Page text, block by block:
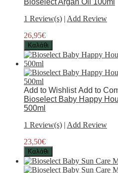
1 Review(s) | Add Review
26,95€
Καλάθι
Add to Wishlist Add to
Bioselect Baby Happy
500ml
1 Review(s) | Add Review
23,50€
Καλάθι